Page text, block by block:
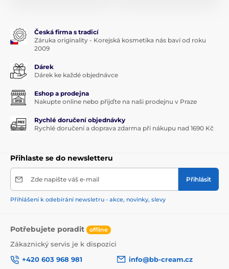
Česká firma s tradicí
Záruka originality - Korejská kosmetika nás baví od roku
2009
Dárek
Dárek ke každé objednávce
Eshop a prodejna
Nakupte online nebo přijďte na naši prodejnu v Praze
Rychlé doručení objednávky
Rychlé doručení a doprava zdarma při nákupu nad 1690 Kč
Přihlaste se do newsletteru
Zde napište váš e-mail Přihlásit
Přihlášení k odebírání newsletru - akce, novinky, slevy
Potřebujete poradit offline
Zákaznický servis je k dispozici
+420 603 968 981
info@bb-cream.cz